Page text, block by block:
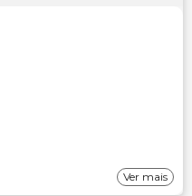
Ver mais